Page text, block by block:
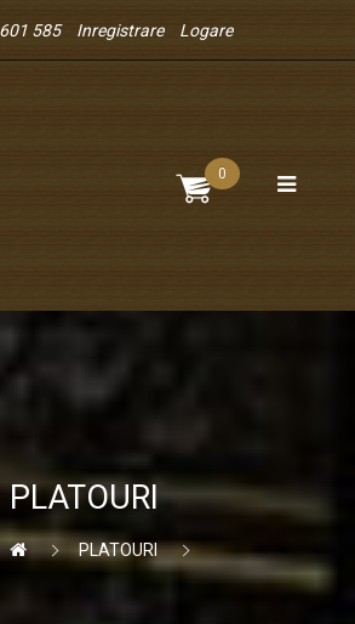
585 Inregistrare Logare
0
PLATOURI
PLATOURI